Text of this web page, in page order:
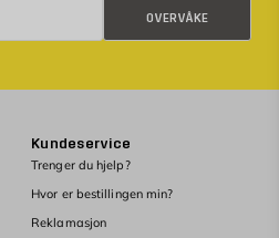
OVERVÅKE
Kundeservice
Trenger du hjelp?
Hvor er bestillingen min?
Reklamasjon